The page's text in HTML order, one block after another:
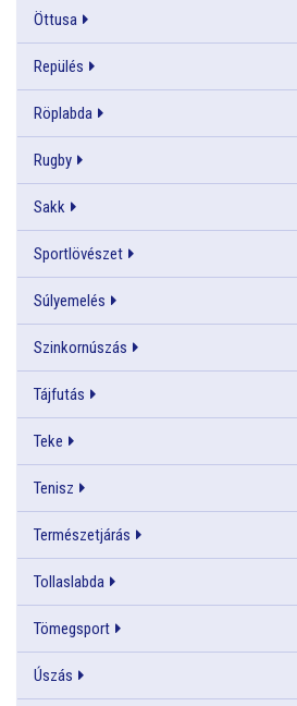
Öttusa
Repülés
Röplabda
Rugby
Sakk
Sportlövészet
Súlyemelés
Szinkornúszás
Tájfutás
Teke
Tenisz
Természetjárás
Tollaslabda
Tömegsport
Úszás